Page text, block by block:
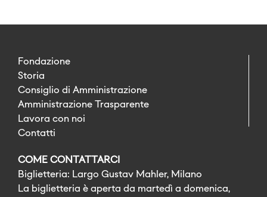
Fondazione
Storia
Consiglio di Amministrazione
Amministrazione Trasparente
Lavora con noi
Contatti
COME CONTATTARCI
Biglietteria: Largo Gustav Mahler, Milano
La biglietteria è aperta da martedì a domenica,